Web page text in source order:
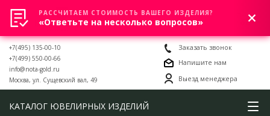
0
+7(495) 135-00-10
+7(499) 550-00-66
info@nota-gold.ru
Москва, ул. Сущевский вал, 49
Заказать звонок
Напишите нам
Выезд менеджера
КАТАЛОГ ЮВЕЛИРНЫХ ИЗДЕЛИЙ
РАССЧИТАЕМ СТОИМОСТЬ ВАШЕГО ИЗДЕЛИЯ?
«Ответьте на несколько вопросов»